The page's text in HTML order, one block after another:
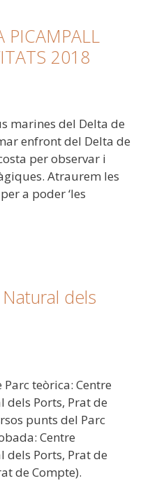
PICAMPALL
2018
marines del Delta de
enfront del Delta de
per observar i
Atraurem les
a poder ‘les
dels
teòrica: Centre
dels Ports, Prat de
punts del Parc
Centre
dels Ports, Prat de
de Compte).